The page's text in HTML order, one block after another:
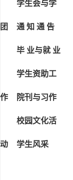
学生会与学
团 通 知 通 告
毕 业与就 业
学生资助工
作 院刊与习作
校园文化活
动 学生风采